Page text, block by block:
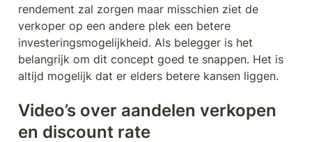
rendement zal zorgen maar misschien ziet de
verkoper op een andere plek een betere
investeringsmogelijkheid. Als belegger is het
belangrijk om dit concept goed te snappen. Het is
altijd mogelijk dat er elders betere kansen liggen.
Video’s over aandelen verkopen
en discount rate